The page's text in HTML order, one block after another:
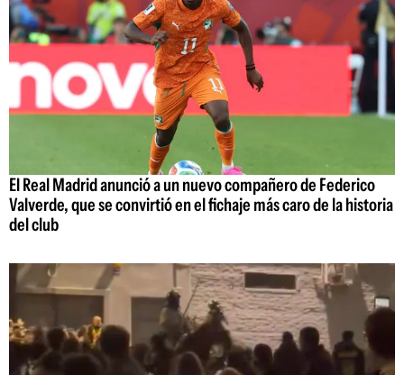
El Real Madrid anunció a un nuevo compañero de Federico
Valverde, que se convirtió en el fichaje más caro de la historia
del club